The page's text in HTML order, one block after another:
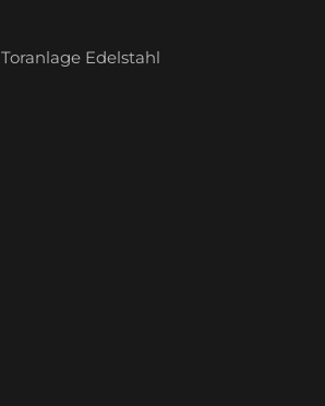
Toranlage Edelstahl